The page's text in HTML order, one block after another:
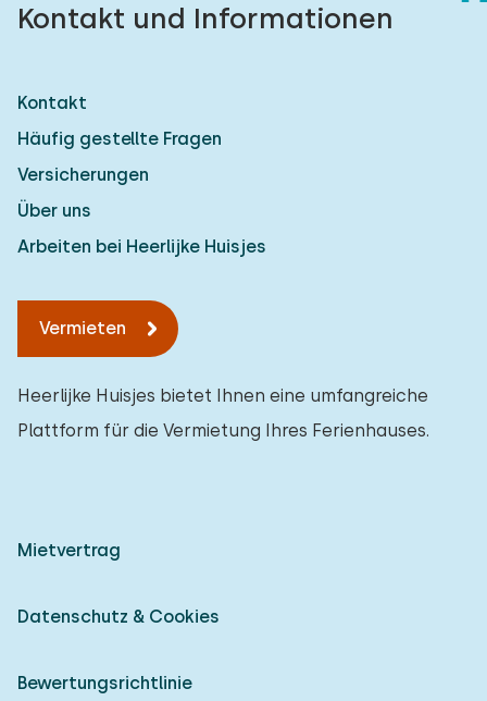
Kontakt und Informationen
Kontakt
Häufig gestellte Fragen
Versicherungen
Über uns
Arbeiten bei Heerlijke Huisjes
Vermieten
Heerlijke Huisjes bietet Ihnen eine umfangreiche
Plattform für die Vermietung Ihres Ferienhauses.
Mietvertrag
Datenschutz & Cookies
Bewertungsrichtlinie